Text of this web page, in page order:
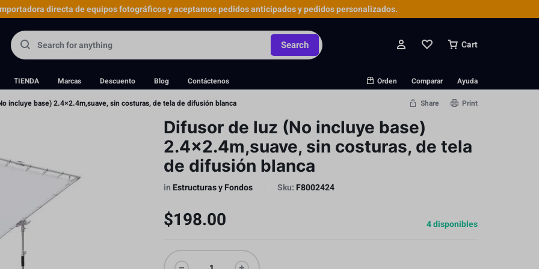
directa de equipos fotográficos y aceptamos pedidos anticipados y pedidos personalizados.
Search Cart
TIENDA Marcas Descuento Blog Contáctenos Orden Comparar Ayuda
incluye base) 2.4×2.4m,suave, sin costuras, de tela de difusión blanca Share Print
Difusor de luz (No incluye base)
2.4×2.4m,suave, sin costuras, de tela
de difusión blanca
in Estructuras y Fondos Sku: F8002424
$198.00 4 disponibles